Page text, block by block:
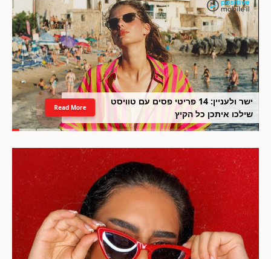
ישר ולעניין: 14 פריטי פסים עם טוויסט
שילכו איתכן כל הקיץ
Read More